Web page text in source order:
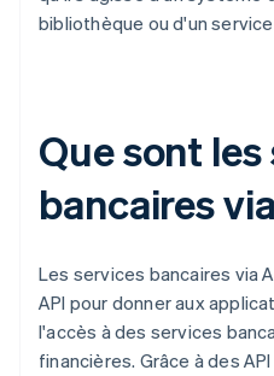
bibliothèque ou d'un
Que sont
bancaires
Les services bancaires via
API pour donner aux
l'accès à des services
financières. Grâce à des